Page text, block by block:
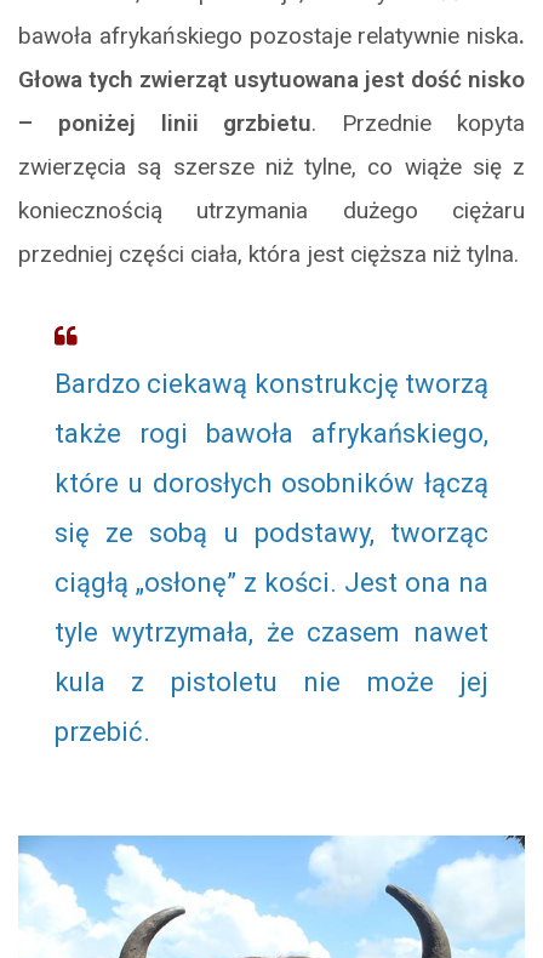
bawoła afrykańskiego pozostaje relatywnie niska.
Głowa tych zwierząt usytuowana jest dość nisko
– poniżej linii grzbietu. Przednie kopyta
zwierzęcia są szersze niż tylne, co wiąże się z
koniecznością utrzymania dużego ciężaru
przedniej części ciała, która jest cięższa niż tylna.
Bardzo ciekawą konstrukcję tworzą
także rogi bawoła afrykańskiego,
które u dorosłych osobników łączą
się ze sobą u podstawy, tworząc
ciągłą „osłonę” z kości. Jest ona na
tyle wytrzymała, że czasem nawet
kula z pistoletu nie może jej
przebić.